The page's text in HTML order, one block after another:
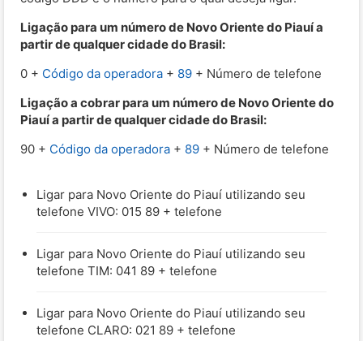
Ligação para um número de Novo Oriente do Piauí a
partir de qualquer cidade do Brasil:
0 + Código da operadora + 89 + Número de telefone
Ligação a cobrar para um número de Novo Oriente do
Piauí a partir de qualquer cidade do Brasil:
90 + Código da operadora + 89 + Número de telefone
Ligar para Novo Oriente do Piauí utilizando seu
telefone VIVO: 015 89 + telefone
Ligar para Novo Oriente do Piauí utilizando seu
telefone TIM: 041 89 + telefone
Ligar para Novo Oriente do Piauí utilizando seu
telefone CLARO: 021 89 + telefone